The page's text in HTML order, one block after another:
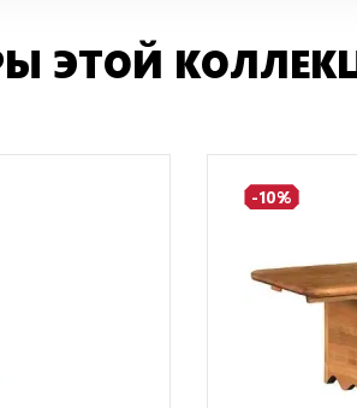
ЭТОЙ
-10%